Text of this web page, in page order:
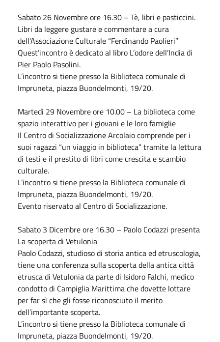
Sabato 26 Novembreore 16.30 – Tè, libri e pasticcini.
Libri da leggere gustare e commentare a cura
dell’Associazione Culturale “Ferdinando Paolieri”
Quest’incontro è dedicato al libro L’odore dell’India di
Pier Paolo Pasolini.
L’incontro si tiene presso la Biblioteca comunale di
Impruneta, piazza Buondelmonti, 19/20.
Martedì 29 Novembreore 10.00 – La biblioteca come
spazio interattivo per i giovani e le loro famiglie
Il Centro di Socializzazione Arcolaio comprende per i
suoi ragazzi “un viaggio in biblioteca” tramite la lettura
di testi e il prestito di libri come crescita e scambio
culturale.
L’incontro si tiene presso la Biblioteca comunale di
Impruneta, piazza Buondelmonti, 19/20.
Evento riservato al Centro di Socializzazione.
Sabato 3 Dicembreore 16.30 – Paolo Codazzi presenta
La scoperta di Vetulonia
Paolo Codazzi, studioso di storia antica ed etruscologia,
tiene una conferenza sulla scoperta della antica città
etrusca di Vetulonia da parte di Isidoro Falchi, medico
condotto di Campiglia Marittima che dovette lottare
per far sì che gli fosse riconosciuto il merito
dell’importante scoperta.
L’incontro si tiene presso la Biblioteca comunale di
Impruneta, piazza Buondelmonti, 19/20.